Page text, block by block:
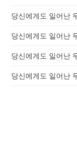
당신에게도 일어난
당신에게도 일어난
당신에게도 일어난
당신에게도 일어난